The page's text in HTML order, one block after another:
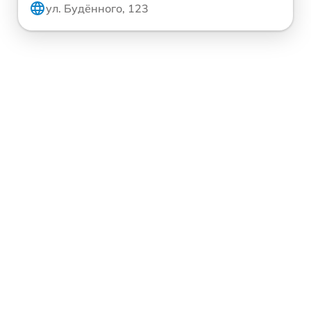
ул. Будённого, 123